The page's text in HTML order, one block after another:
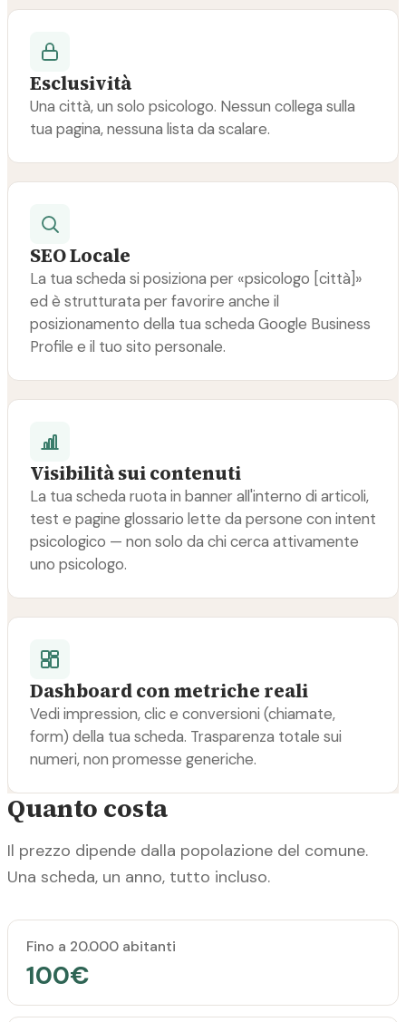
Esclusività
Una città, un solo psicologo. Nessun collega sulla
tua pagina, nessuna lista da scalare.
SEO Locale
La tua scheda si posiziona per «psicologo [città]»
ed è strutturata per favorire anche il
posizionamento della tua scheda Google Business
Profile e il tuo sito personale.
Visibilità sui contenuti
La tua scheda ruota in banner all'interno di articoli,
test e pagine glossario lette da persone con intent
psicologico — non solo da chi cerca attivamente
uno psicologo.
Dashboard con metriche reali
Vedi impression, clic e conversioni (chiamate,
form) della tua scheda. Trasparenza totale sui
numeri, non promesse generiche.
Quanto costa
Il prezzo dipende dalla popolazione del comune.
Una scheda, un anno, tutto incluso.
Popolazione del comune
Fino a 20.000 abitanti
100€